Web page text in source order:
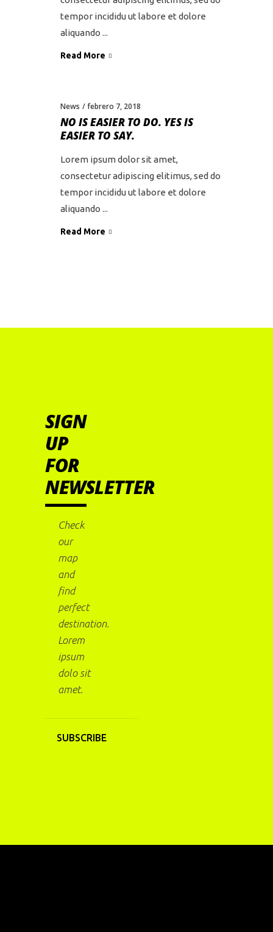
tempor incididu ut labore et dolore
aliquando
Read More
News febrero 7, 2018
NO IS EASIER TO DO. YES IS
EASIER TO SAY.
Lorem ipsum dolor sit amet,
consectetur adipiscing elitimus, sed do
tempor incididu ut labore et dolore
aliquando
Read More
SIGN
UP
FOR
NEWSLETTER
Check
our
map
and
find
perfect
destination.
Lorem
ipsum
dolo sit
amet.